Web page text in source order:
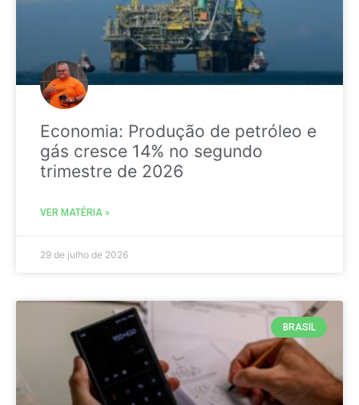
Economia: Produção de petróleo e
gás cresce 14% no segundo
trimestre de 2026
VER MATÉRIA »
29 de julho de 2026
BRASIL